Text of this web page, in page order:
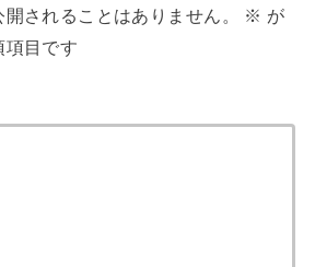
されることはありません。 ※ が
項目です